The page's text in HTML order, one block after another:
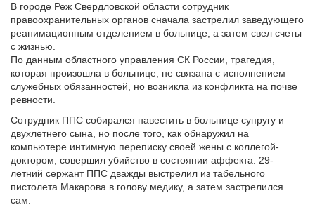
В городе Реж Свердловской области сотрудник
правоохранительных органов сначала застрелил заведующего
реанимационным отделением в больнице, а затем свел счеты
с жизнью.
По данным областного управления СК России, трагедия,
которая произошла в больнице, не связана с исполнением
служебных обязанностей, но возникла из конфликта на почве
ревности.
Сотрудник ППС собирался навестить в больнице супругу и
двухлетнего сына, но после того, как обнаружил на
компьютере интимную переписку своей жены с коллегой-
доктором, совершил убийство в состоянии аффекта. 29-
летний сержант ППС дважды выстрелил из табельного
пистолета Макарова в голову медику, а затем застрелился
сам.